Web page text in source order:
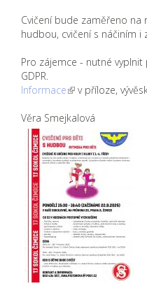
Cvičení bude zaměřeno
hudbou, cvičení s náčiním i
Pro zájemce - nutné
GDPR.
Informace
v příloze,
Věra Smejkalová